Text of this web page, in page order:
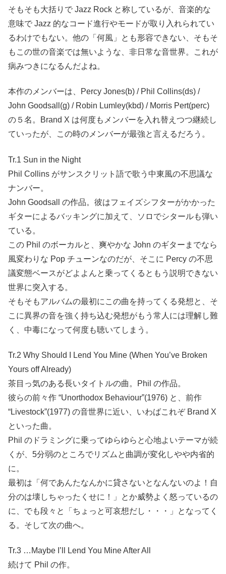
そもそも大括りで Jazz Rock と称しているが、音楽的な
意味で Jazz 的なコード進行やモードが取り入れられてい
るわけでもない。他の「何風」とも形容できない、そもそ
もこの世の音楽では無いような、非日常な音世界。これが
病みつきになるんだよね。
本作のメンバーは、Percy Jones(b) / Phil Collins(ds) /
John Goodsall(g) / Robin Lumley(kbd) / Morris Pert(perc)
の５名。Brand X は何度もメンバーを入れ替えつつ継続し
ていったが、この時のメンバーが最強と言えるだろう。
Tr.1 Sun in the Night
Phil Collins がサンスクリット語で歌う中東風の不思議な
ナンバー。
John Goodsall の作品。彼はフェイズシフターがかかった
ギターによるバッキングに加えて、ソロでシタールも弾い
ている。
この Phil のボーカルと、爽やかな John のギターまでなら
風変わりな Pop チューンなのだが、そこに Percy の不思
議変態ベースがどよよんと乗ってくるともう説明できない
世界に突入する。
そもそもアルバムの最初にこの曲を持ってくる発想と、そ
こに異界の音を強く持ち込む発想がもう常人には理解し難
く、中毒になって何度も聴いてしまう。
Tr.2 Why Should I Lend You Mine (When You’ve Broken
Yours off Already)
茶目っ気のある長いタイトルの曲。Phil の作品。
彼らの前々作 “Unorthodox Behaviour”(1976) と、前作
“Livestock”(1977) の音世界に近い、いわばこれぞ Brand X
といった曲。
Phil のドラミングに乗ってゆらゆらと心地よいテーマが続
くが、5分弱のところでリズムと曲調が変化しやや内省的
に。
最初は「何であんたなんかに貸さないとなんないのよ！自
分のは壊しちゃったくせに！」とか威勢よく怒っているの
に、でも段々と「ちょっと可哀想だし・・・」となってく
る。そして次の曲へ。
Tr.3 …Maybe I’ll Lend You Mine After All
続けて Phil の作。